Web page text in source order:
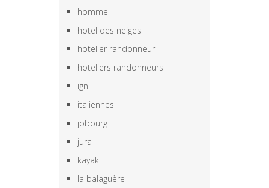
homme
hotel des neiges
hotelier randonneur
hoteliers randonneurs
ign
italiennes
jobourg
jura
kayak
la balaguère